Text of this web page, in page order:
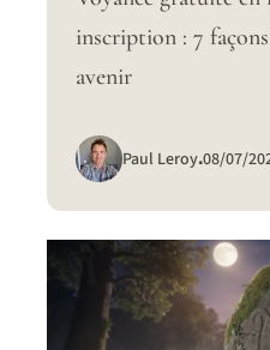
inscription : 7
avenir
Paul Leroy.08/07/